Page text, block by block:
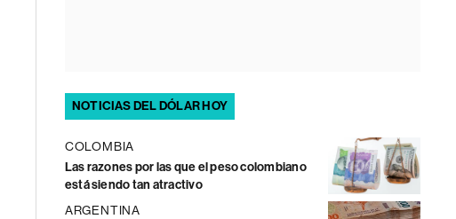
NOTICIAS DEL DÓLAR HOY
COLOMBIA
Las razones por las que el peso colombiano
está siendo tan atractivo
ARGENTINA